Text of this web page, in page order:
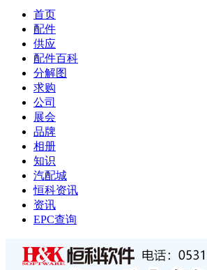
首页
配件
供应
配件百科
分解图
求购
公司
展会
品牌
相册
知识
汽配城
恒科资讯
资讯
EPC查询